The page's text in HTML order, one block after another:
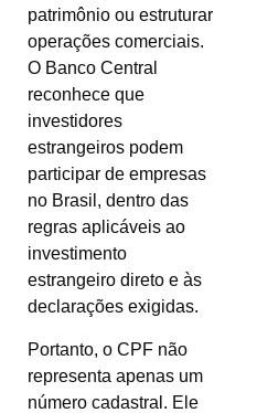
patrimônio ou estruturar
operações comerciais.
O Banco Central
reconhece que
investidores
estrangeiros podem
participar de empresas
no Brasil, dentro das
regras aplicáveis ao
investimento
estrangeiro direto e às
declarações exigidas.
Portanto, o CPF não
representa apenas um
número cadastral. Ele